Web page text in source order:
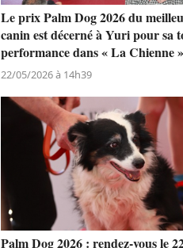
Le prix Palm Dog 2026 du
canin est décerné à Yuri pour sa
performance dans « La Chienne
Perra ») de Dominga Sotomayor
22/05/2026 à 14h39
Palm Dog 2026 : rendez-vous le